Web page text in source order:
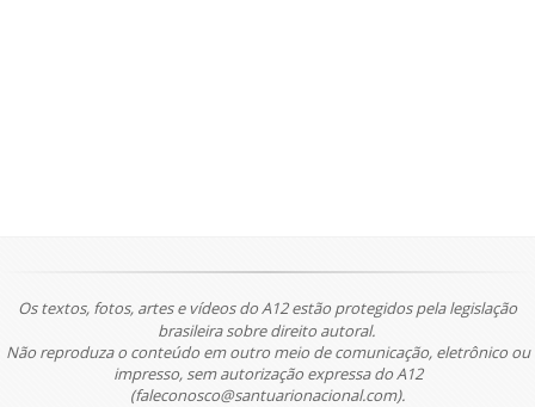
Os textos, fotos, artes e vídeos do A12 estão protegidos pela legislação
brasileira sobre direito autoral.
Não reproduza o conteúdo em outro meio de comunicação, eletrônico ou
impresso, sem autorização expressa do A12
(faleconosco@santuarionacional.com).